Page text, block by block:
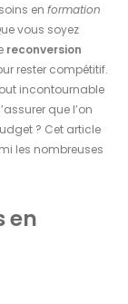
en formation
vous soyez
reconversion
rester compétitif.
incontournable
que l’on
? Cet article
les nombreuses
en